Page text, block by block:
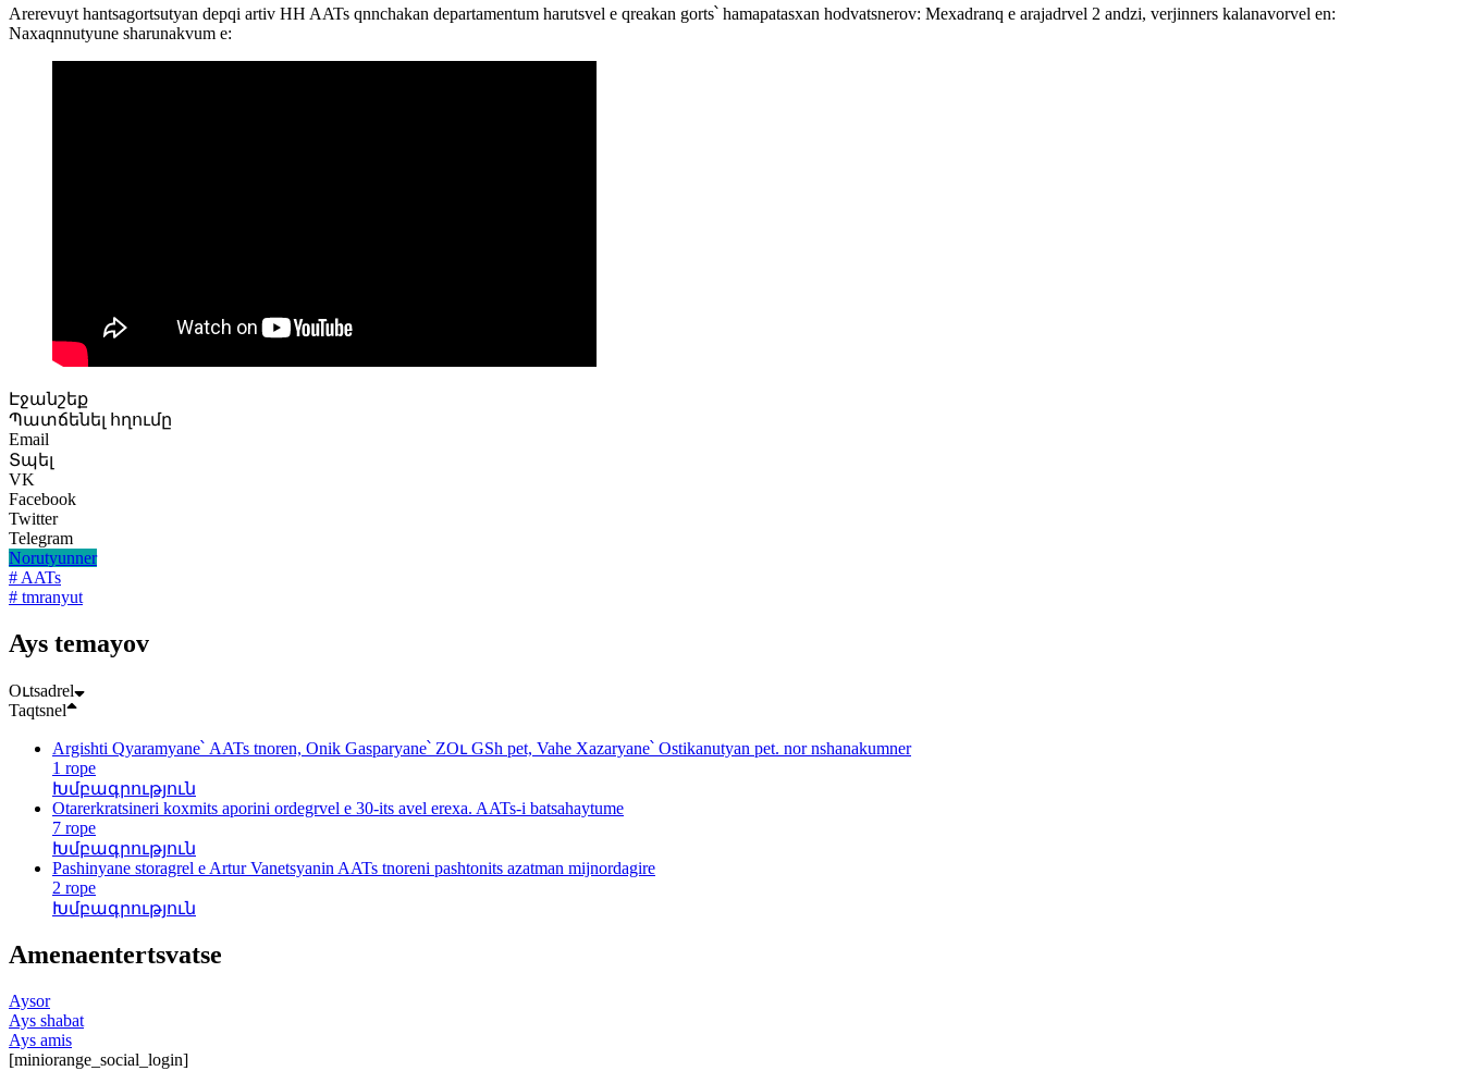
Arerevuyt hantsagortsutyan depqi artiv HH AATs qnnchakan departamentum harutsvel e qreakan gorts՝ hamapatasxan hodvatsnerov: Mexadranq e arajadrvel 2 andzi, verjinners kalanavorvel en:
Naxaqnnutyune sharunakvum e:
Էջանշեք
Պատճենել հղումը
Email
Տպել
VK
Facebook
Twitter
Telegram
Norutyunner
# AATs
# tmranyut
Ays temayov
Oւtsadrel
Taqtsnel
Argishti Qyaramyane՝ AATs tnoren, Onik Gasparyane՝ ZOւ GSh pet, Vahe Xazaryane՝ Ostikanutyan pet. nor nshanakumner
1 rope
Խմբագրություն
Otarerkratsineri koxmits aporini ordegrvel e 30-its avel erexa. AATs-i batsahaytume
7 rope
Խմբագրություն
Pashinyane storagrel e Artur Vanetsyanin AATs tnoreni pashtonits azatman mijnordagire
2 rope
Խմբագրություն
Amenaentertsvatse
Aysor
Ays shabat
Ays amis
[miniorange_social_login]